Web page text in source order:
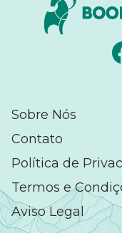
Sobre Nós
Contato
Política de
Termos e
Aviso Legal